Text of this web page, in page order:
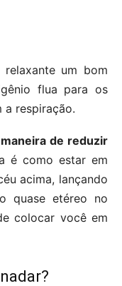
um bom
flua para os
a respiração.
de reduzir
é como estar em
acima, lançando
quase etéreo no
colocar você em